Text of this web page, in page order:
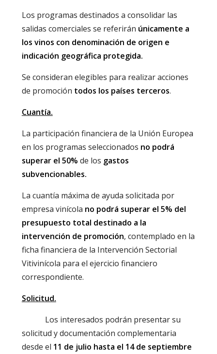
Los programas destinados a consolidar las
salidas comerciales se referirán únicamente a
los vinos con denominación de origen e
indicación geográfica protegida.
Se consideran elegibles para realizar acciones
de promoción todos los países terceros.
Cuantía.
La participación financiera de la Unión Europea
en los programas seleccionados no podrá
superar el 50% de los gastos
subvencionables.
La cuantía máxima de ayuda solicitada por
empresa vinícola no podrá superar el 5% del
presupuesto total destinado a la
intervención de promoción, contemplado en la
ficha financiera de la Intervención Sectorial
Vitivinícola para el ejercicio financiero
correspondiente.
Solicitud.
Los interesados podrán presentar su
solicitud y documentación complementaria
desde el 11 de julio hasta el 14 de septiembre